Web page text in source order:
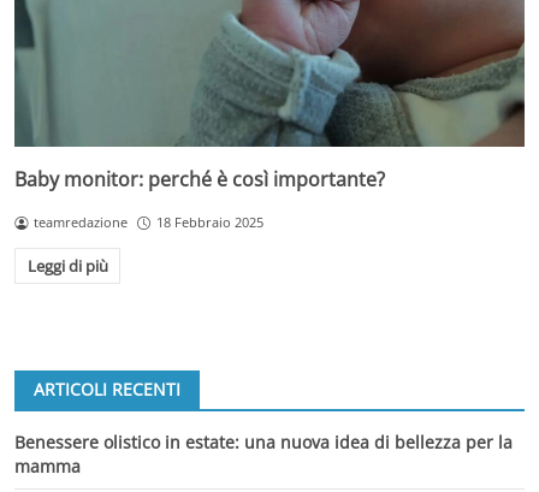
Baby monitor: perché è così importante?
teamredazione 18 Febbraio 2025
Leggi di più
ARTICOLI RECENTI
Benessere olistico in estate: una nuova idea di bellezza per la
mamma